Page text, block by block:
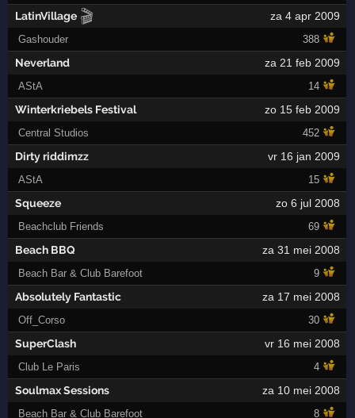
LatinVillage 🎬 za 4 apr 2009
Gashouder 388
Neverland za 21 feb 2009
AStA 14
Winterkriebels Festival zo 15 feb 2009
Central Studios 452
Dirty riddimzz vr 16 jan 2009
AStA 15
Squeeze zo 6 jul 2008
Beachclub Friends 69
Beach BBQ za 31 mei 2008
Beach Bar & Club Barefoot 9
Absolutely Fantastic za 17 mei 2008
Off_Corso 30
SuperClash vr 16 mei 2008
Club Le Paris 4
Soulmax Sessions za 10 mei 2008
Beach Bar & Club Barefoot 8